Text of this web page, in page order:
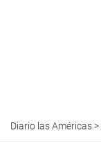
Diario las Américas>